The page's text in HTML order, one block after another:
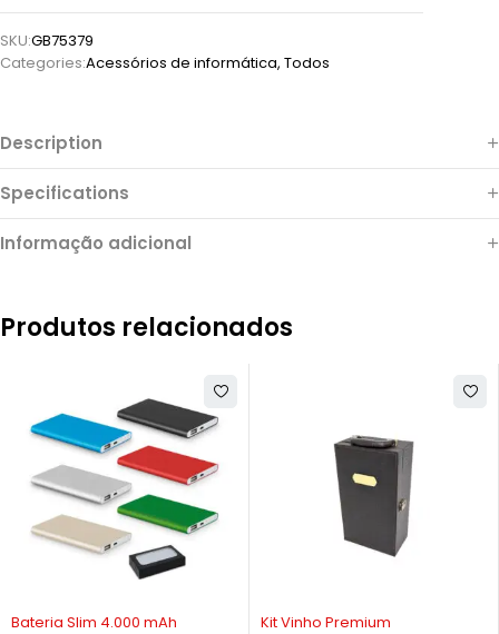
SKU:GB75379
Categories:Acessórios de informática, Todos
Description
Specifications
Informação adicional
Produtos relacionados
Bateria Slim 4.000 mAh Kit Vinho Premium